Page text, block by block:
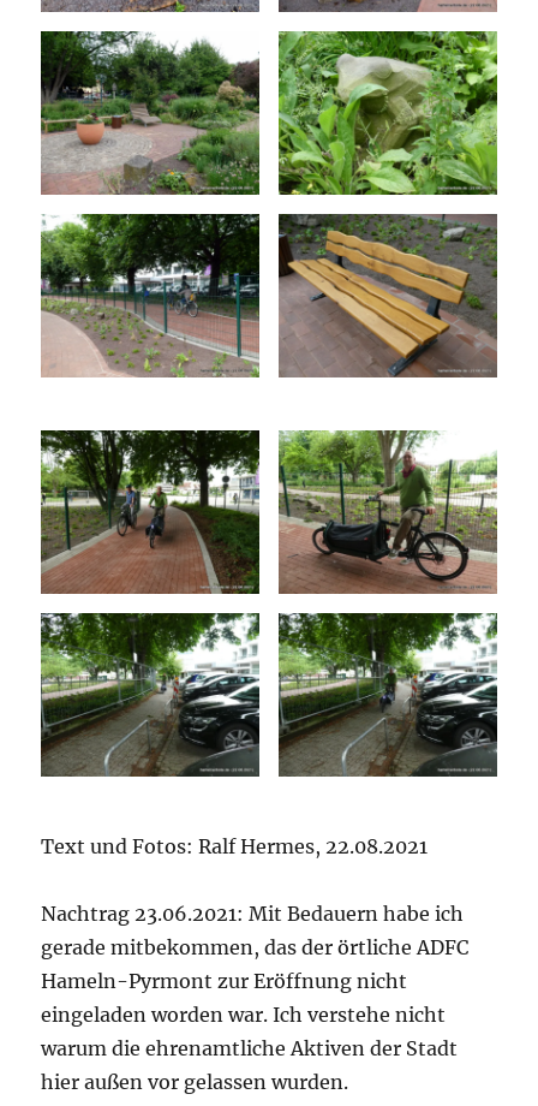
Text und Fotos: Ralf Hermes, 22.08.2021
Nachtrag 23.06.2021: Mit Bedauern habe ich
gerade mitbekommen, das der örtliche ADFC
Hameln-Pyrmont zur Eröffnung nicht
eingeladen worden war. Ich verstehe nicht
warum die ehrenamtliche Aktiven der Stadt
hier außen vor gelassen wurden.